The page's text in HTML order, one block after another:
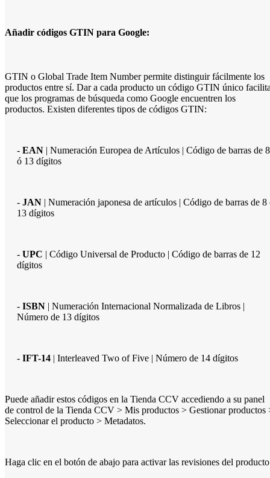
Añadir códigos GTIN para Google:
GTIN o Global Trade Item Number permite distinguir fácilmente los
productos entre sí. Dar a cada producto un código GTIN único
que los programas de búsqueda como Google encuentren los
productos. Existen diferentes tipos de códigos GTIN:
- EAN | Numeración Europea de Artículos | Código de barras de 8
ó 13 dígitos
- JAN | Numeración japonesa de artículos | Código de barras de 8
13 dígitos
- UPC | Código Universal de Producto | Código de barras de 12
dígitos
- ISBN | Numeración Internacional Normalizada de Libros |
Número de 13 dígitos
- IFT-14 | Interleaved Two of Five | Número de 14 dígitos
Puede añadir estos códigos en la Tienda CCV accediendo a su panel
de control de la Tienda CCV > Mis productos > Gestionar productos
Seleccionar el producto > Metadatos.
Haga clic en el botón de abajo para activar las revisiones del